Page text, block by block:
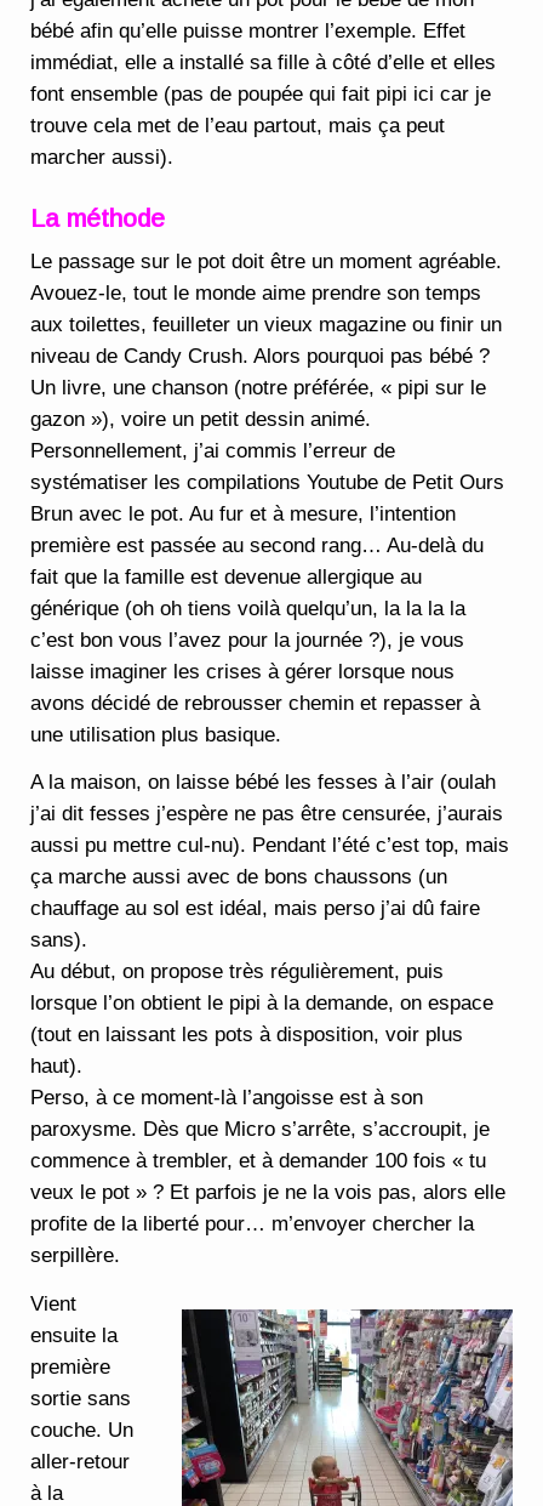
bébé afin qu’elle puisse montrer l’exemple. Effet
immédiat, elle a installé sa fille à côté d’elle et elles
font ensemble (pas de poupée qui fait pipi ici car je
trouve cela met de l’eau partout, mais ça peut
marcher aussi).
La méthode
Le passage sur le pot doit être un moment agréable.
Avouez-le, tout le monde aime prendre son temps
aux toilettes, feuilleter un vieux magazine ou finir un
niveau de Candy Crush. Alors pourquoi pas bébé ?
Un livre, une chanson (notre préférée, « pipi sur le
gazon »), voire un petit dessin animé.
Personnellement, j’ai commis l’erreur de
systématiser les compilations Youtube de Petit Ours
Brun avec le pot. Au fur et à mesure, l’intention
première est passée au second rang… Au-delà du
fait que la famille est devenue allergique au
générique (oh oh tiens voilà quelqu’un, la la la la
c’est bon vous l’avez pour la journée ?), je vous
laisse imaginer les crises à gérer lorsque nous
avons décidé de rebrousser chemin et repasser à
une utilisation plus basique.
A la maison, on laisse bébé les fesses à l’air (oulah
j’ai dit fesses j’espère ne pas être censurée, j’aurais
aussi pu mettre cul-nu). Pendant l’été c’est top, mais
ça marche aussi avec de bons chaussons (un
chauffage au sol est idéal, mais perso j’ai dû faire
sans).
Au début, on propose très régulièrement, puis
lorsque l’on obtient le pipi à la demande, on espace
(tout en laissant les pots à disposition, voir plus
haut).
Perso, à ce moment-là l’angoisse est à son
paroxysme. Dès que Micro s’arrête, s’accroupit, je
commence à trembler, et à demander 100 fois « tu
veux le pot » ? Et parfois je ne la vois pas, alors elle
profite de la liberté pour… m’envoyer chercher la
serpillère.
Vient
ensuite la
première
sortie sans
couche. Un
aller-retour
à la